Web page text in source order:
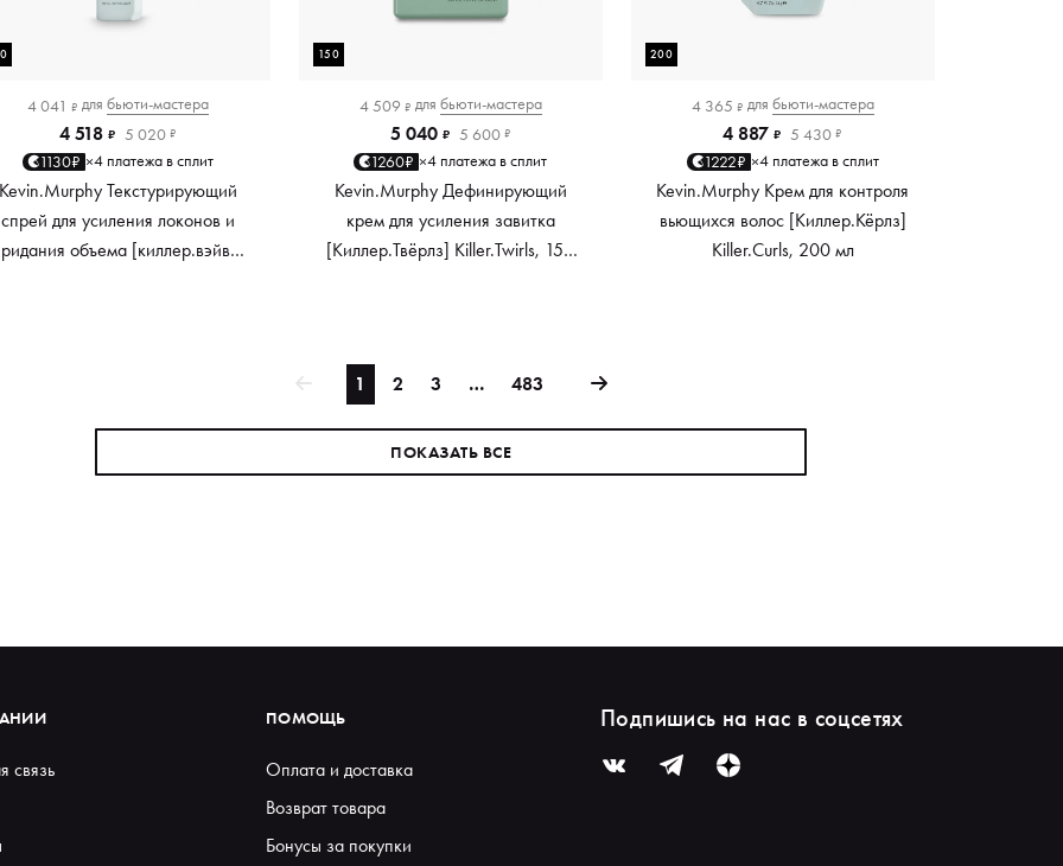
4 041 ₽ для бьюти-мастера
4 518 ₽ 5 020 ₽
1130₽ ×4 платежа в сплит
Kevin.Murphy Текстурирующий
спрей для усиления локонов и
объема [киллер.вэйвс]
150
4 509 ₽ для бьюти-мастера
5 040 ₽ 5 600 ₽
1260₽ ×4 платежа в сплит
Kevin.Murphy Дефинирующий
крем для усиления завитка
[Киллер.Твёрлз] Killer.Twirls, 150
200
4 365 ₽ для бьюти-мастера
4 887 ₽ 5 430 ₽
1222₽ ×4 платежа в сплит
Kevin.Murphy Крем для контроля
вьющихся волос [Киллер.Кёрлз]
Killer.Curls, 200 мл
1 2 3 … 483
ПОКАЗАТЬ ВСЕ
связь
ПОМОЩЬ
Оплата и доставка
Возврат товара
Бонусы за покупки
Подпишись на нас в соцсетях